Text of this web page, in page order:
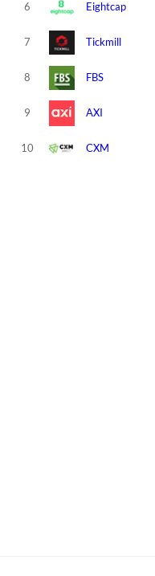
6 Eightcap
7 Tickmill
8 FBS
9 AXI
10 CXM